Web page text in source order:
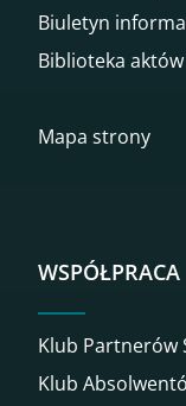
Biuletyn
Biblioteka
Mapa strony
WSPÓŁPRACA
Klub Partnerów
Klub